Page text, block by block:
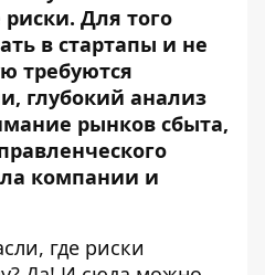
Для того
в стартапы и не
требуются
глубокий анализ
рынков сбыта,
компании и
где риски